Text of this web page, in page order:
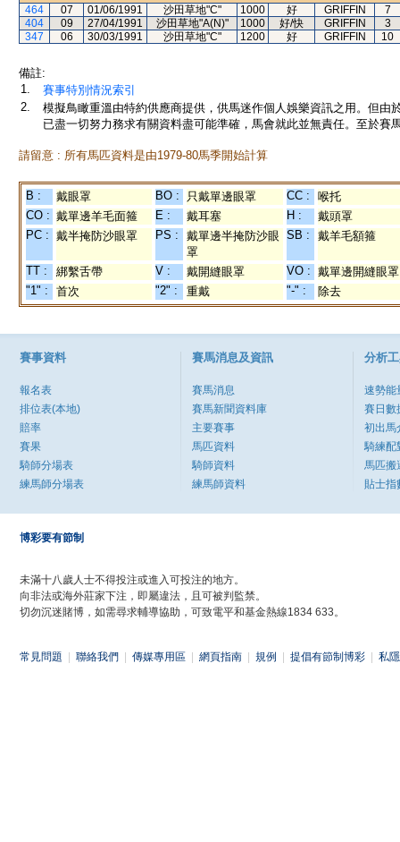
464
07 01/06/1991 沙田草地"C" 1000 好 GRIFFIN
7
404
09 27/04/1991 沙田草地"A(N)" 1000 好/快 GRIFFIN
3
347
06 30/03/1991 沙田草地"C" 1200 好 GRIFFIN 10
備註:
1.
賽事特別情況索引
2.
模擬鳥瞰重溫由特約供應商提供，供馬迷作個人娛樂資訊之用。但
已盡一切努力務求有關資料盡可能準確，馬會就此並無責任。至於賽
請留意 : 所有馬匹資料是由1979-80馬季開始計算
B : 戴眼罩 BO : 只戴單邊眼罩 CC :
喉托
CO : 戴單邊羊毛面箍 E : 戴耳塞 H :
戴頭罩
PC : 戴半掩防沙眼罩 PS :
戴單邊半掩防沙眼
罩
SB : 戴羊毛額箍
TT : 綁繫舌帶 V : 戴開縫眼罩 VO : 戴單邊開縫眼罩
"1" :
首次 "2" : 重戴 "-" : 除去
賽事資料
報名表
排位表(本地)
賠率
賽果
騎師分場表
練馬師分場表
賽馬消息及資訊
賽馬消息
賽馬新聞資料庫
主要賽事
馬匹資料
騎師資料
練馬師資料
分析
速勢能
賽日數
初出馬
騎練配
馬匹搬
貼士指
博彩要有節制
未滿十八歲人士不得投注或進入可投注的地方。
向非法或海外莊家下注，即屬違法，且可被判監禁。
切勿沉迷賭博，如需尋求輔導協助，可致電平和基金熱線1834 633。
常見問題 聯絡我們 傳媒專用區 網頁指南 規例 提倡有節制博彩 私